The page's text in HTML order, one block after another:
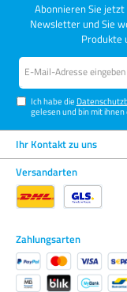
Abonnieren Sie
Newsletter und Sie
Produkte
Ich habe die
gelesen und bin mit
Ihr Kontakt zu uns
Versandarten
Zahlungsarten